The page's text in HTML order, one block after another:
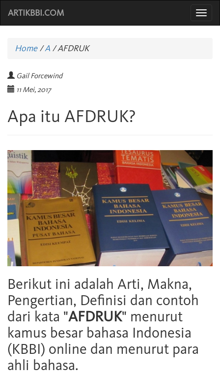
ARTIKBBI.COM
Home/A /AFDRUK
Gail Forcewind
11 Mei, 2017
Apa itu AFDRUK?
Berikut ini adalah Arti, Makna,
Pengertian, Definisi dan contoh
dari kata "AFDRUK" menurut
kamus besar bahasa Indonesia
(KBBI) online dan menurut para
ahli bahasa.